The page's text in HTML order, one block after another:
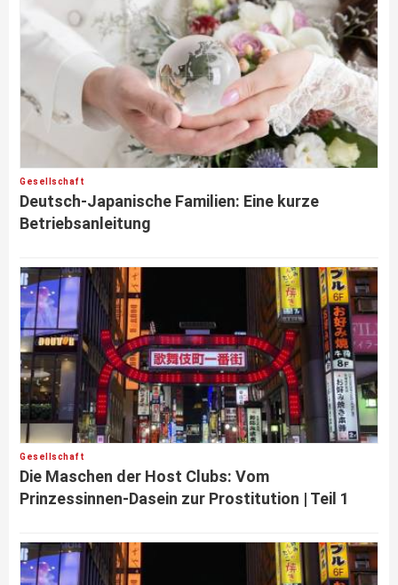
Gesellschaft
Deutsch-Japanische Familien: Eine kurze
Betriebsanleitung
Gesellschaft
Die Maschen der Host Clubs: Vom
Prinzessinnen-Dasein zur Prostitution | Teil 1